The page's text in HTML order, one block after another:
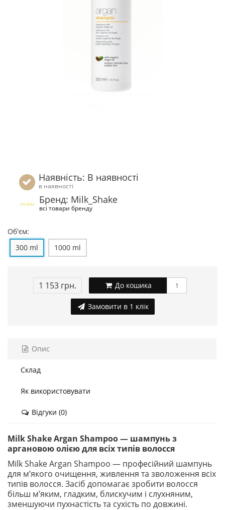
Наявність: В наявності
в наявності
Бренд: Milk_Shake
всі товари бренду
Об'єм:
300 ml
1000 ml
1 153 грн. До кошика
Замовити в 1 клік
Опис
Склад
Як використовувати
Відгуки (0)
Milk Shake Argan Shampoo — шампунь з
аргановою олією для всіх типів волосся
Milk Shake Argan Shampoo — професійний шампунь
для м’якого очищення, живлення та зволоження всіх
типів волосся. Засіб допомагає зробити волосся
більш м’яким, гладким, блискучим і слухняним,
зменшуючи пухнастість та сухість по довжині.